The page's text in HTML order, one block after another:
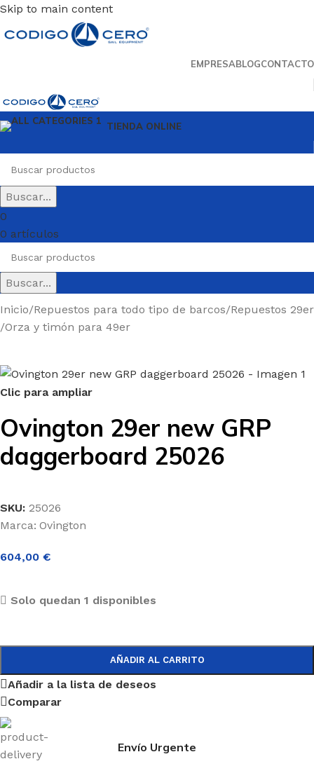
Skip to main content
EMPRESABLOGCONTACTO
TIENDA ONLINE
Buscar...
0
0 artículos
Buscar...
Inicio/Repuestos para todo tipo de barcos/Repuestos 29er
/Orza y timón para 49er
Clic para ampliar
Ovington 29er new GRP
daggerboard 25026
SKU: 25026
Marca: Ovington
604,00 €
Solo quedan 1 disponibles
AÑADIR AL CARRITO
Añadir a la lista de deseos
Comparar
Envío Urgente